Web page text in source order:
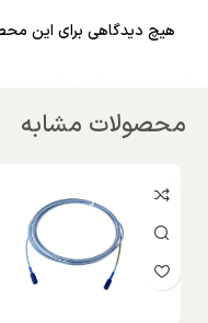
هیچ دیدگاهی برای این
محصولات مشابه